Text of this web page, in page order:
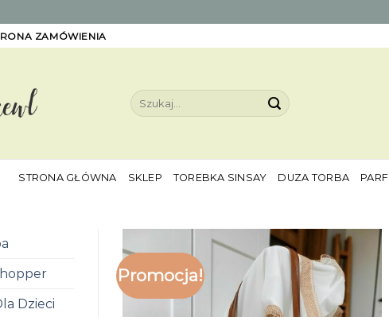
ZAMÓWIENIA
Szukaj:
STRONA GŁÓWNA SKLEP TOREBKA SINSAY DUZA TORBA
Dzieci
Promocja!